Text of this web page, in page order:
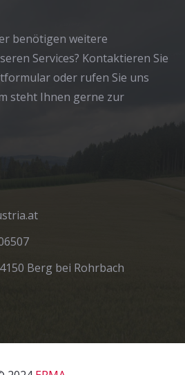
benötigen weitere
Services? Kontaktieren Sie
oder rufen Sie uns
steht Ihnen gerne zur
Berg bei Rohrbach